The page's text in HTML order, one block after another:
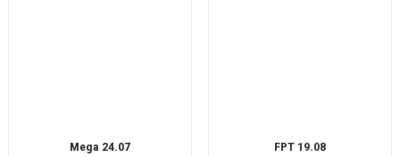
Mega 24.07 FPT 19.08